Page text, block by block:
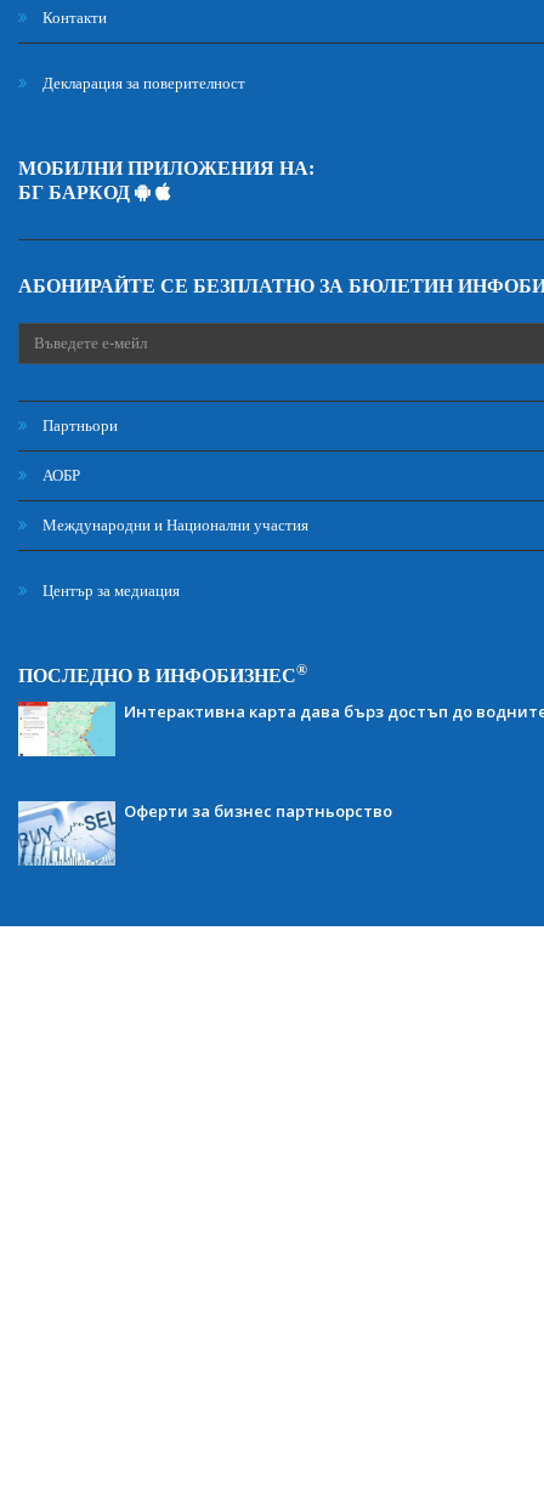
Контакти
Декларация за поверителност
МОБИЛНИ ПРИЛОЖЕНИЯ НА:
БГ БАРКОД
АБОНИРАЙТЕ СЕ БЕЗПЛАТНО ЗА БЮЛЕТИН
Партньори
АОБР
Международни и Национални участия
Център за медиация
ПОСЛЕДНО В ИНФОБИЗНЕС®
Интерактивна карта дава бърз достъп до
Оферти за бизнес партньорство